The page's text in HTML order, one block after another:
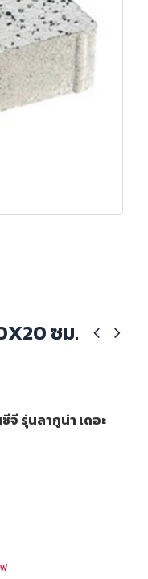
ซม.
จี รุ่นลากูน่า เดอะ